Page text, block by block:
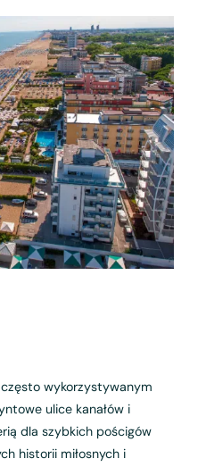
wykorzystywanym
ulice kanałów i
dla szybkich pościgów
historii miłosnych i